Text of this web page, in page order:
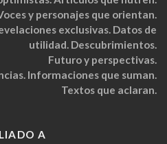
y personajes que orientan.
exclusivas. Datos de
utilidad. Descubrimientos.
Futuro y perspectivas.
Informaciones que suman.
Textos que aclaran.
A